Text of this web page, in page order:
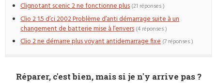
Clignotant scenic 2 ne fonctionne plus (21 réponses )
Clio 2 1.5 d’ci 2002 Problème d’anti démarrage suite à un
changement de batterie mise à l’envers (4 réponses )
Clio 2 ne démarre plus voyant antidemarrage fixe (7 réponses )
Réparer, c'est bien, mais si je n'y arrive pas ?